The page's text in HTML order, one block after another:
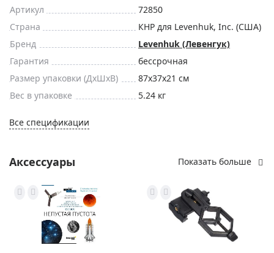
Артикул
72850
Страна
КНР для Levenhuk, Inc. (США)
Бренд
Levenhuk (Левенгук)
Гарантия
бессрочная
Размер упаковки (ДxШxВ)
87x37x21 см
Вес в упаковке
5.24 кг
Все спецификации
Аксессуары Показать больше